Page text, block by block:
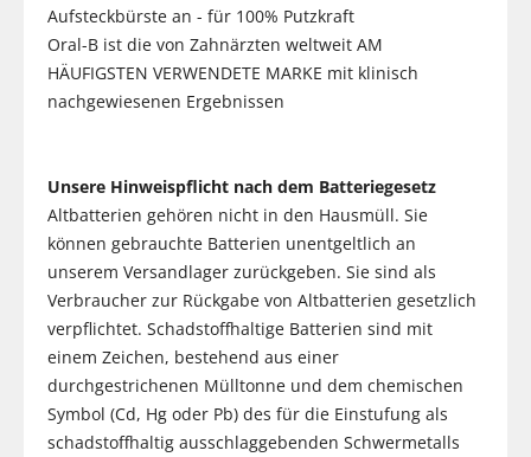
Aufsteckbürste an - für 100% Putzkraft
Oral-B ist die von Zahnärzten weltweit AM
HÄUFIGSTEN VERWENDETE MARKE mit klinisch
nachgewiesenen Ergebnissen
Unsere Hinweispflicht nach dem Batteriegesetz
Altbatterien gehören nicht in den Hausmüll. Sie
können gebrauchte Batterien unentgeltlich an
unserem Versandlager zurückgeben. Sie sind als
Verbraucher zur Rückgabe von Altbatterien gesetzlich
verpflichtet. Schadstoffhaltige Batterien sind mit
einem Zeichen, bestehend aus einer
durchgestrichenen Mülltonne und dem chemischen
Symbol (Cd, Hg oder Pb) des für die Einstufung als
schadstoffhaltig ausschlaggebenden Schwermetalls